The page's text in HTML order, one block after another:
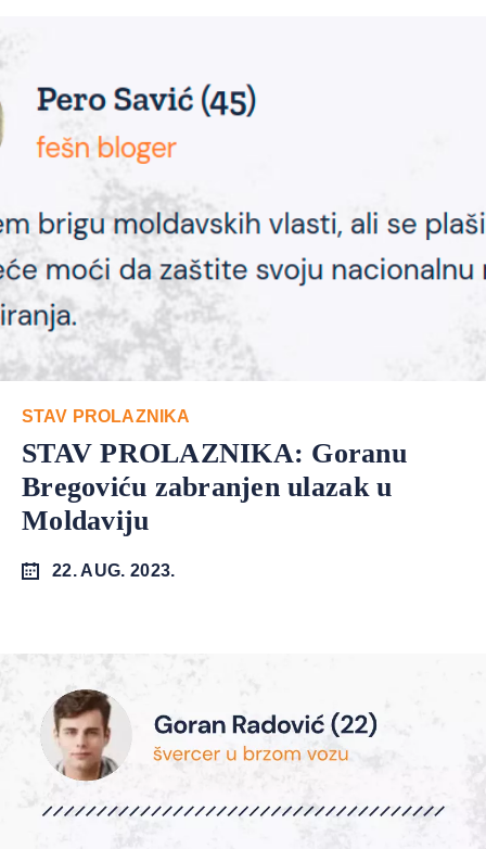
STAV PROLAZNIKA
STAV PROLAZNIKA: Goranu
Bregoviću zabranjen ulazak u
Moldaviju
22. AUG. 2023.